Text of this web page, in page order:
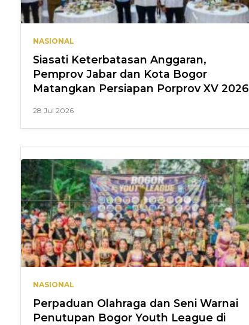
NASIONAL
Siasati Keterbatasan Anggaran,
Pemprov Jabar dan Kota Bogor
Matangkan Persiapan Porprov XV 2026
28 Jul 2026
NASIONAL
Perpaduan Olahraga dan Seni Warnai
Penutupan Bogor Youth League di